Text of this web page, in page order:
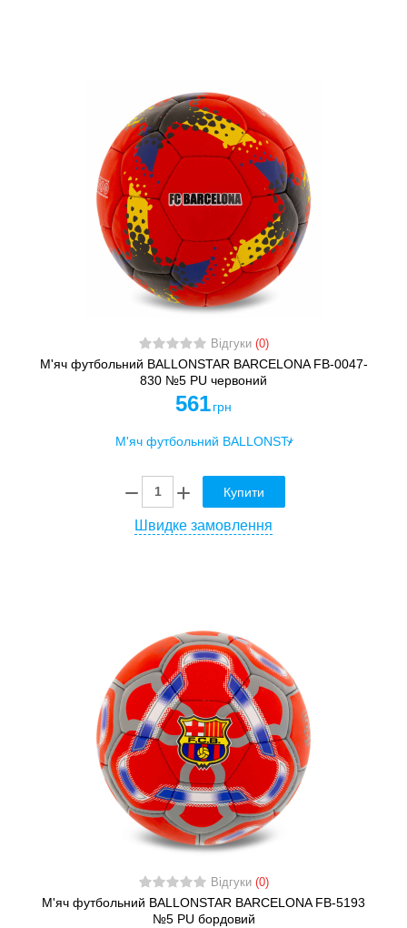
Відгуки (0)
М'яч футбольний BALLONSTAR BARCELONA FB-0047-
830 №5 PU червоний
561 грн
Купити
Швидке замовлення
Відгуки (0)
М'яч футбольний BALLONSTAR BARCELONA FB-5193
№5 PU бордовий